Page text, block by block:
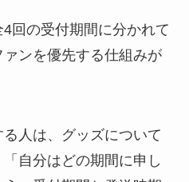
回の受付期間に分かれて
ンを優先する仕組みが
人は、グッズについて
「自分はどの期間に申し